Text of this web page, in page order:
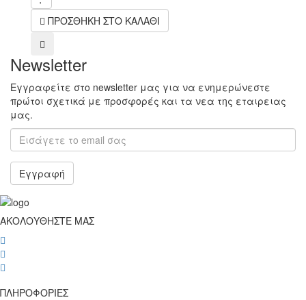
ΠΡΟΣΘΗΚΗ ΣΤΟ ΚΑΛΑΘΙ
compare
Newsletter
Εγγραφείτε στο newsletter μας για να ενημερώνεστε
πρώτοι σχετικά με προσφορές και τα νεα της εταιρειας
μας.
Εγγραφή
ΑΚΟΛΟΥΘΗΣΤΕ ΜΑΣ
wish
wish
wish
ΠΛΗΡΟΦΟΡΙΕΣ